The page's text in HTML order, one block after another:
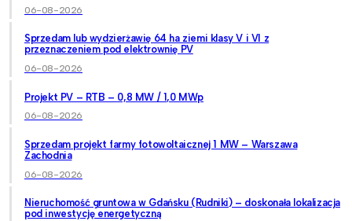
06-08-2026
Sprzedam lub wydzierżawię 64 ha ziemi klasy V i VI z
przeznaczeniem pod elektrownię PV
06-08-2026
Projekt PV – RTB – 0,8 MW / 1,0 MWp
06-08-2026
Sprzedam projekt farmy fotowoltaicznej 1 MW – Warszawa
Zachodnia
06-08-2026
Nieruchomość gruntowa w Gdańsku (Rudniki) – doskonała lokalizacja
pod inwestycję energetyczną